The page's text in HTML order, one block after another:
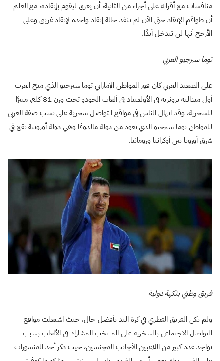
منافسات مع أقرانه على أجزاء من الثانية، أن يغرق ليقوم بإنقاذه، مع العلم
أن طواقم الإنقاذ حتى الآن لم تنفذ حالة إنقاذ واحدة لإنقاذ غريق وعلى
الأرجح أنها لن تتدخل أبدًا.
توما سيرجيو العربي
على الصعيد العربي كان فوز المواطن الإماراتي توما سيرجيو الذي منح العرب
أول ميدالية برونزية في الأولمبياد في ألعاب الجودو تحت وزن 81 كلغ، مثيرًا
للسخرية، وقد انهال الناس في مواقع التواصل سخرية على نسب صفة العربي
للمواطن توما سيرجيو الذي يعود من دولة مالدوفا وهي دولة أوروبية تقع في
شرق أوروبا بين أوكرانيا ورومانيا.
فريق وطني بنكهة دولية
ولم يكن الفريق القطري في كرة اليد بأفضل حال، حيث اشتعلت مواقع
التواصل الاجتماعي بالسخرية على المنتخب المشارك في الألعاب بسبب
تواجد عدد كبير من اللاعبين الأجانب المجنسين، حيث ذكر أحد المنشورات